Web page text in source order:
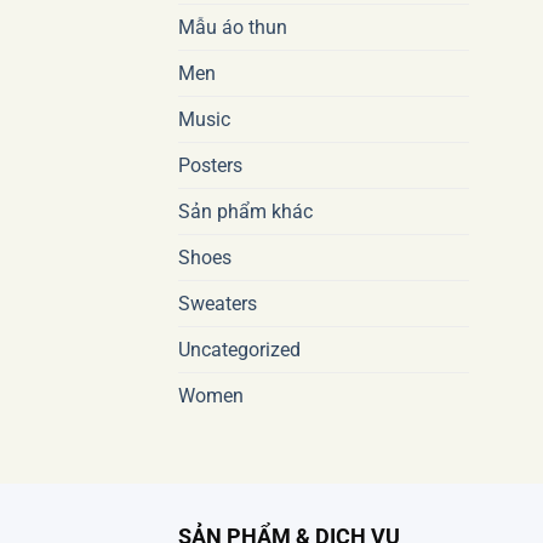
Mẫu áo thun
Men
Music
Posters
Sản phẩm khác
Shoes
Sweaters
Uncategorized
Women
SẢN PHẨM & DỊCH VỤ